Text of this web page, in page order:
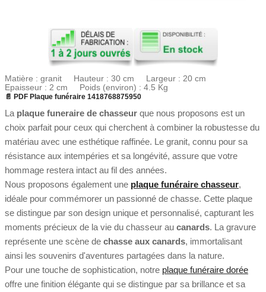
Matière : granit Hauteur : 30 cm Largeur : 20 cm
Epaisseur : 2 cm Poids (environ) : 4.5 Kg
📄 PDF Plaque funéraire 1418768875950
La plaque funeraire de chasseur que nous proposons est un
choix parfait pour ceux qui cherchent à combiner la robustesse du
matériau avec une esthétique raffinée. Le granit, connu pour sa
résistance aux intempéries et sa longévité, assure que votre
hommage restera intact au fil des années.
Nous proposons également une plaque funéraire chasseur,
idéale pour commémorer un passionné de chasse. Cette plaque
se distingue par son design unique et personnalisé, capturant les
moments précieux de la vie du chasseur au canards. La gravure
représente une scène de chasse aux canards, immortalisant
ainsi les souvenirs d'aventures partagées dans la nature.
Pour une touche de sophistication, notre plaque funéraire dorée
offre une finition élégante qui se distingue par sa brillance et sa